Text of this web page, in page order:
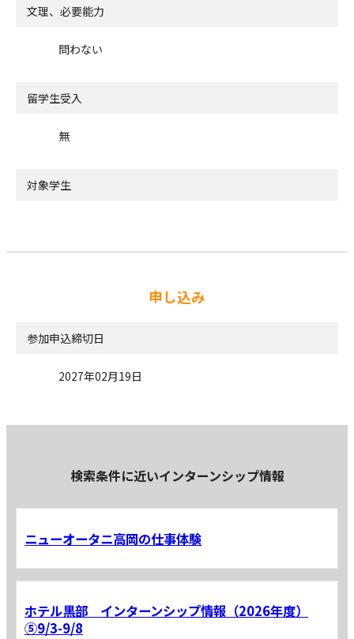
文理、必要能力
問わない
留学生受入
無
対象学生
申し込み
参加申込締切日
2027年02月19日
検索条件に近いインターンシップ情報
ニューオータニ高岡の仕事体験
ホテル黒部 インターンシップ情報（2026年度）
⑤9/3-9/8